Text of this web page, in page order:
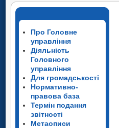
Про Головне
управління
Діяльність
Головного
управління
Для громадськості
Нормативно-
правова база
Термін подання
звітності
Метаописи